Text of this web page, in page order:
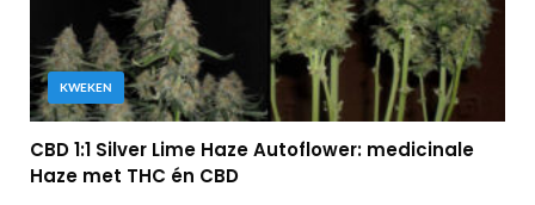
KWEKEN
CBD 1:1 Silver Lime Haze Autoflower: medicinale
Haze met THC én CBD